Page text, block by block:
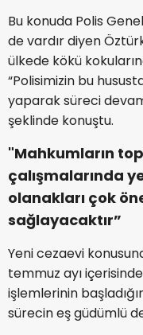
Bu konuda Polis
de vardır diyen
ülkede kökü
“Polisimizin bu
yaparak süreci
şeklinde konuştu.
"Mahkumların
çalışmalarında
olanakları çok
sağlayacaktır”
Yeni cezaevi
temmuz ayı
işlemlerinin
sürecin eş güdümlü